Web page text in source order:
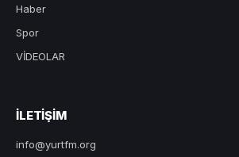
Haber
Spor
VİDEOLAR
ILETIŞIM
info@yurtfm.org